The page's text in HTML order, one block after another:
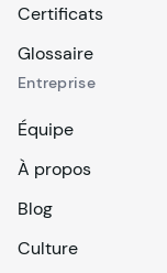
Certificats
Glossaire
Entreprise
Équipe
À propos
Blog
Culture